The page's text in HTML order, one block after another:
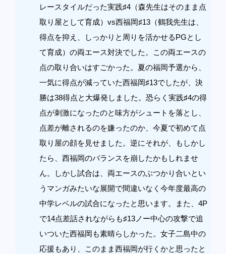
レースタイルだった実践♯4（森先生はそのまま点
取り屋として育成）vs西福岡♯13（鶴我先生は、
得点を抑え、しっかりと周りを活かせるPGとし
て育成）の両エース対決でした。この両エースの
点の取り合いはすごかった。夏の福岡予選から、
一気に得点が減っていた西福岡♯13でしたが、決
勝は38得点と大爆発しました。恐らく実践♯4の得
点が刺激になったのと味方がシュートを落とし、
点差が離されるのを嫌ったのか、今夏で初めて点
取り屋の顔を見せました。逆にそれが、もしかし
たら、西福岡のバランスを崩したかもしれませ
ん。しかし試合は、両エースのぶつかり合いとい
うマンガみたいな展開で間違いなく今年度最高の
中学レベルの試合になったと思います。また、4P
で14点差話されながらも♯13ノー中心の攻撃で追
いついた西福岡も素晴らしかった。女子二島中の
応援もあり、このまま西福岡が行くかと思ったと